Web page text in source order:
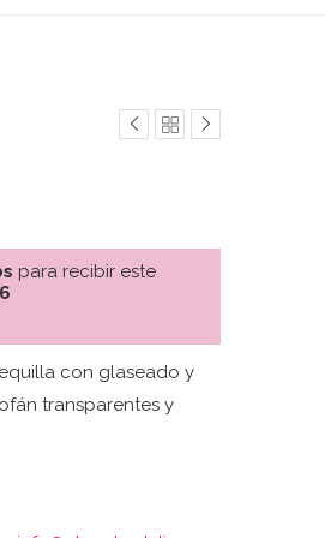
para recibir este
con glaseado y
transparentes y